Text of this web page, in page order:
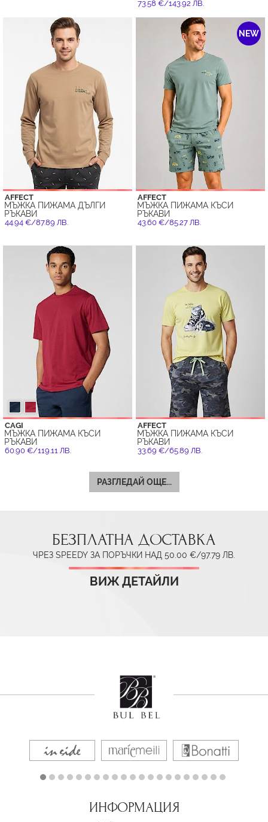
73.58 €/143.92 ЛВ.
AFFECT
МЪЖКА ПИЖАМА ДЪЛГИ
РЪКАВИ
44.94 €/87.89 ЛВ.
NEW
AFFECT
МЪЖКА ПИЖАМА КЪСИ
РЪКАВИ
43.60 €/85.27 ЛВ.
CAGI
МЪЖКА ПИЖАМА КЪСИ
РЪКАВИ
60.90 €/119.11 ЛВ.
AFFECT
МЪЖКА ПИЖАМА КЪСИ
РЪКАВИ
33.69 €/65.89 ЛВ.
РАЗГЛЕДАЙ ОЩЕ...
БЕЗПЛАТНА ДОСТАВКА
ЧРЕЗ SPEEDY ЗА ПОРЪЧКИ НАД 50.00 €/97.79 ЛВ.
ВИЖ ДЕТАЙЛИ
ИНФОРМАЦИЯ